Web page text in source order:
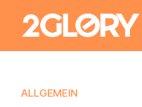
ALLGEMEIN